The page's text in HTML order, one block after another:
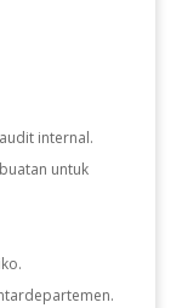
internal.
untuk